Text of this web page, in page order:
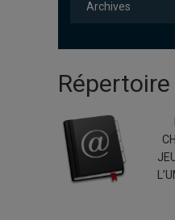
Archives
Répertoire